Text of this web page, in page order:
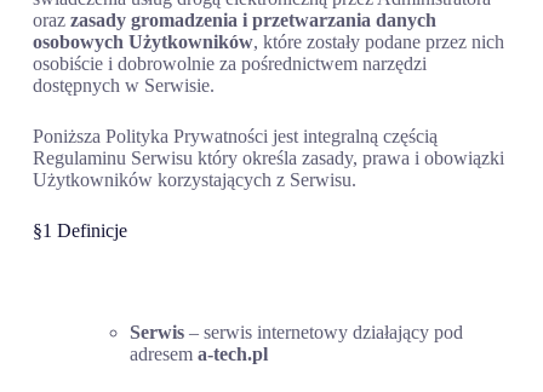
oraz zasady gromadzenia i przetwarzania danych
osobowych Użytkowników, które zostały podane przez nich
osobiście i dobrowolnie za pośrednictwem narzędzi
dostępnych w Serwisie.
Poniższa Polityka Prywatności jest integralną częścią
Regulaminu Serwisu który określa zasady, prawa i obowiązki
Użytkowników korzystających z Serwisu.
§1 Definicje
Serwis– serwis internetowy działający pod
adresem a-tech.pl